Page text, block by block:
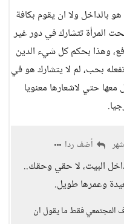
بالداخل ولا ان يقوم بكافة
المرأة تتشارك في دور غير
وهذا بحكم كل شيء الدين
بحب، لم لا يتشارك هو في
معها حتي لاشعارها معنويا
أضف ردا
البيت، لا حقي وحقك..
وعمرها طويل.
فقط ما يقول ان